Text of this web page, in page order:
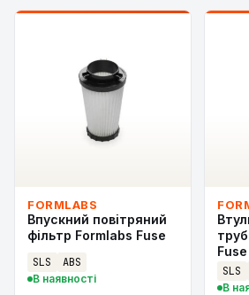
FORMLABS
Впускний повітряний
фільтр Formlabs Fuse
SLS ABS
В наявності
SLS
В